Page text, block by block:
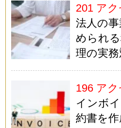
201 アク
法人の
められ
理の実
196 アク
インボ
約書を